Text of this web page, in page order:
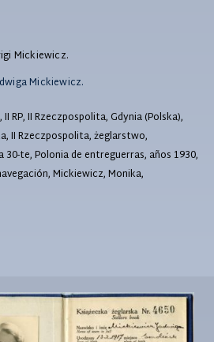
Mickiewicz.
Mickiewicz.
II RP, II Rzeczpospolita, Gdynia (Polska),
II Rzeczpospolita, żeglarstwo,
te, Polonia de entreguerras, años 1930,
Mickiewicz, Monika,